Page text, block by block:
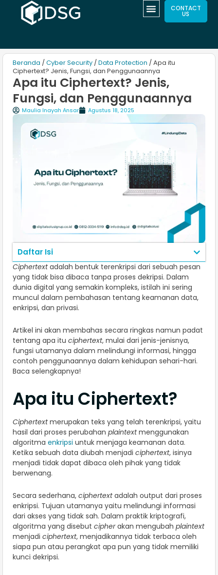
CONTACT
US
Beranda / Cyber Security / Data Protection / Apa itu
Ciphertext? Jenis, Fungsi, dan Penggunaannya
Apa itu Ciphertext? Jenis,
Fungsi, dan Penggunaannya
Maulia Inayah Ansar Agustus 18, 2025
Daftar Isi
Ciphertextadalah bentuk terenkripsi dari sebuah pesan
yang tidak bisa dibaca tanpa proses dekripsi. Dalam
dunia digital yang semakin kompleks, istilah ini sering
muncul dalam pembahasan tentang keamanan data,
enkripsi, dan privasi.
Artikel ini akan membahas secara ringkas namun padat
tentang apa itu ciphertext, mulai dari jenis-jenisnya,
fungsi utamanya dalam melindungi informasi, hingga
contoh penggunaannya dalam kehidupan sehari-hari.
Baca selengkapnya!
Apa itu Ciphertext?
Ciphertextmerupakan teks yang telah terenkripsi, yaitu
hasil dari proses perubahan plaintextmenggunakan
algoritma enkripsi untuk menjaga keamanan data.
Ketika sebuah data diubah menjadi ciphertext, isinya
menjadi tidak dapat dibaca oleh pihak yang tidak
berwenang.
Secara sederhana, ciphertextadalah output dari proses
enkripsi. Tujuan utamanya yaitu melindungi informasi
dari akses yang tidak sah. Dalam praktik kriptografi,
algoritma yang disebut cipherakan mengubah plaintext
menjadi ciphertext, menjadikannya tidak terbaca oleh
siapa pun atau perangkat apa pun yang tidak memiliki
kunci dekripsi.